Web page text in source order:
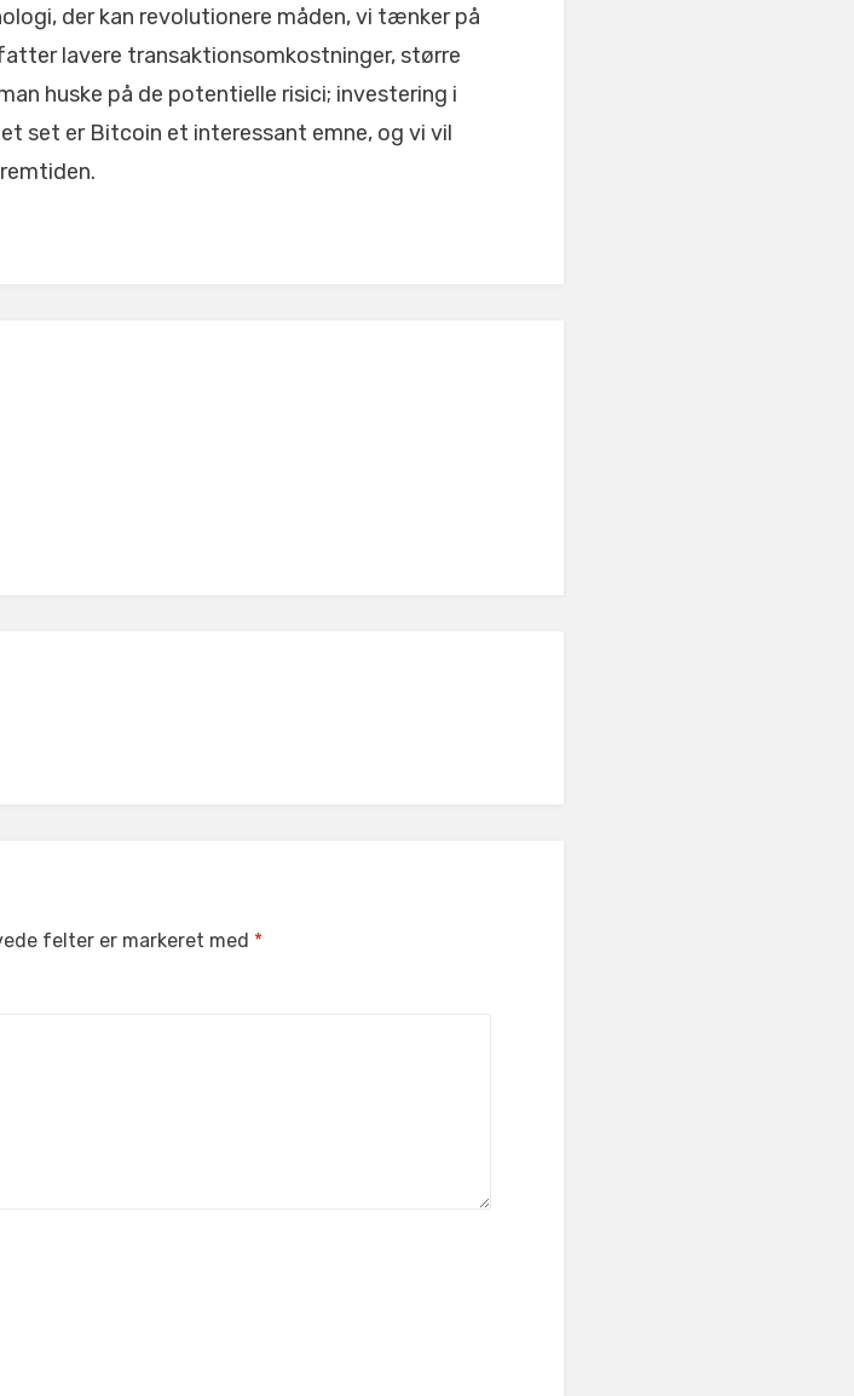
der kan revolutionere måden, vi tænker på
lavere transaktionsomkostninger, større
huske på de potentielle risici; investering i
set er Bitcoin et interessant emne, og vi vil
felter er markeret med *